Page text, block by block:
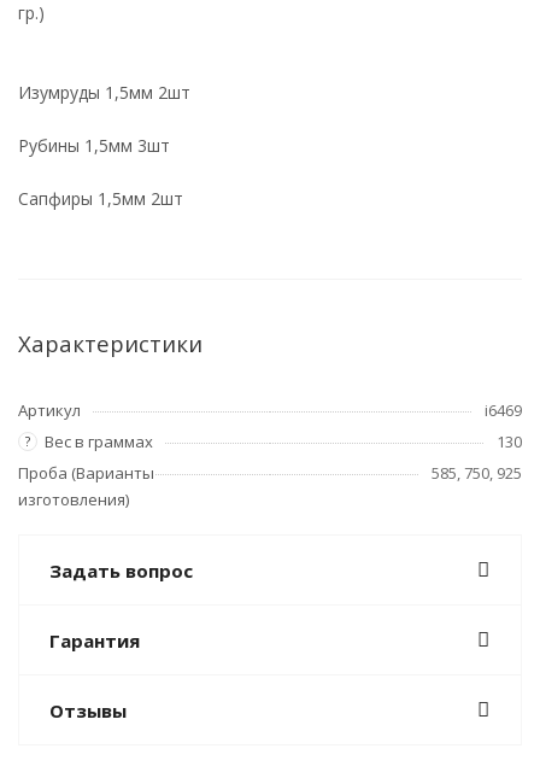
гр.)
Изумруды 1,5мм 2шт
Рубины 1,5мм 3шт
Сапфиры 1,5мм 2шт
Характеристики
Артикул i6469
? Вес в граммах
130
Проба (Варианты
изготовления)
585, 750, 925
Задать вопрос
Гарантия
Отзывы